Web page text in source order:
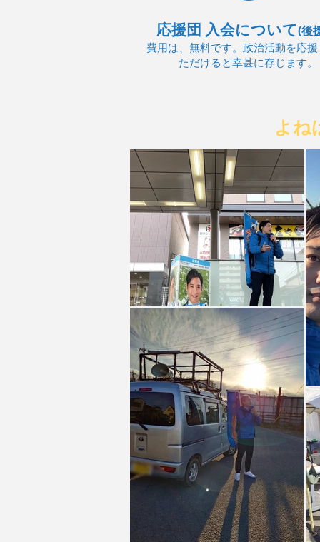
応援団 入会について(後
費用は、無料です。政治活動を応
ただけると幸甚に存じます。
よね